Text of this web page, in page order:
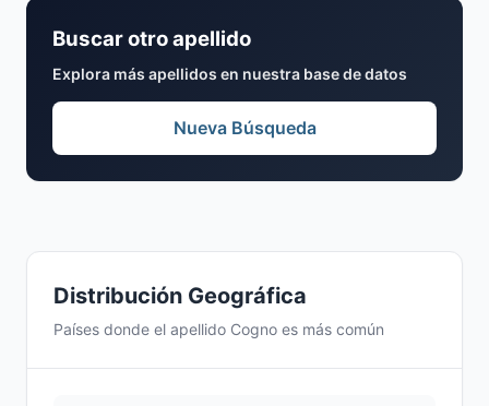
Distribución Geográfica
Países donde el apellido Cogno es más común
Buscar otro apellido
Explora más apellidos en nuestra base de datos
Nueva Búsqueda